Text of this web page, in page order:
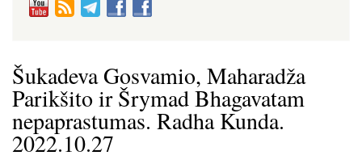
Šukadeva Gosvamio, Maharadža
Parikšito ir Šrymad Bhagavatam
nepaprastumas. Radha Kunda.
2022.10.27